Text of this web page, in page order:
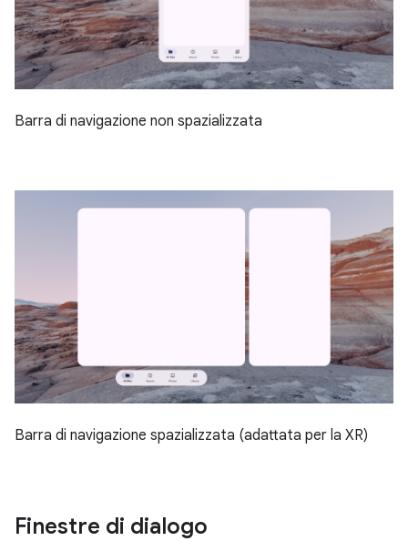
Barra di navigazione non spazializzata
Barra di navigazione spazializzata (adattata per la XR)
Finestre di dialogo